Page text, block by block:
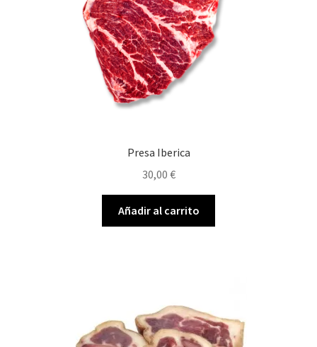
Presa Iberica
30,00 €
Añadir al carrito